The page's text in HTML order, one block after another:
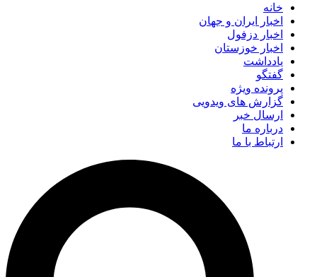
خانه
اخبار ایران و جهان
اخبار دزفول
اخبار خوزستان
یادداشت
گفتگو
پرونده ویژه
گزارش های ویدویی
ارسال خبر
درباره ما
ارتباط با ما